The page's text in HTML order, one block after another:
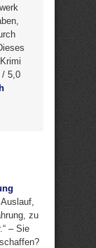
/ 5,0
zu
– Sie